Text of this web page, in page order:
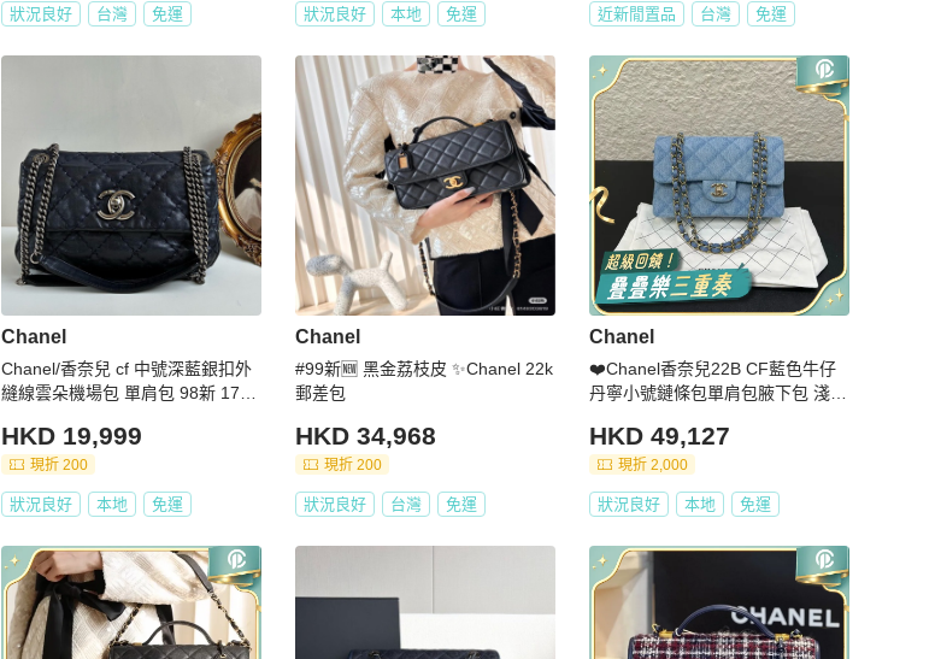
狀況良好 台灣 免運 狀況良好 本地 免運 近新閒置品 台灣 免運
Chanel
Chanel/香奈兒 cf 中號深藍銀扣外
縫線雲朵機場包 單肩包 98新 17開
HKD 19,999
現折 200
狀況良好 本地 免運
Chanel
#99新🆕 黑金荔枝皮 ✨Chanel 22k
郵差包
HKD 34,968
現折 200
狀況良好 台灣 免運
Chanel
❤️Chanel香奈兒22B CF藍色牛仔
丹寧小號鏈條包單肩包腋下包 淺藍
HKD 49,127
現折 2,000
狀況良好 本地 免運